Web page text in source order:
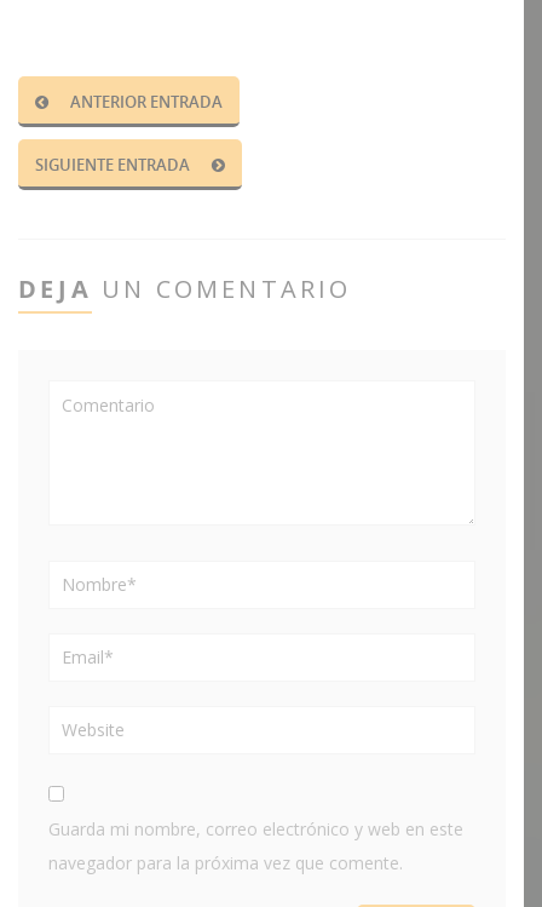
ANTERIOR ENTRADA
SIGUIENTE ENTRADA
DEJA UN COMENTARIO
Guarda mi nombre, correo electrónico y web en este
navegador para la próxima vez que comente.